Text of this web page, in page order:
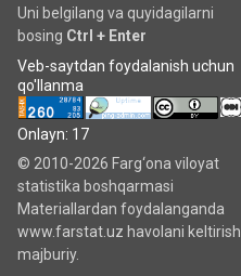
Uni belgilang va quyidagilarni
bosing Ctrl + Enter
Veb-saytdan foydalanish uchun
qo'llanma
Onlayn: 17
© 2010-2026 Farg‘ona viloyat
statistika boshqarmasi
Materiallardan foydalanganda
www.farstat.uz havolani keltirish
majburiy.